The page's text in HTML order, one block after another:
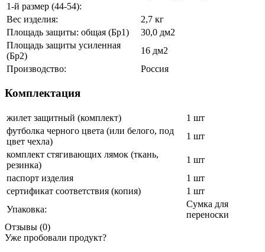
1-й размер (44-54):
Вес изделия:
2,7 кг
Площадь защиты: общая (Бр1)
30,0 дм2
Площадь защиты усиленная
(Бр2)
16 дм2
Производство:
Россия
Комплектация
жилет защитный (комплект)
1 шт
футболка черного цвета (или белого, под
цвет чехла)
1 шт
комплект стягивающих лямок (ткань,
резинка)
1 шт
паспорт изделия
1 шт
сертификат соответствия (копия)
1 шт
Упаковка:
Сумка для
переноски
Отзывы (0)
Уже пробовали продукт?